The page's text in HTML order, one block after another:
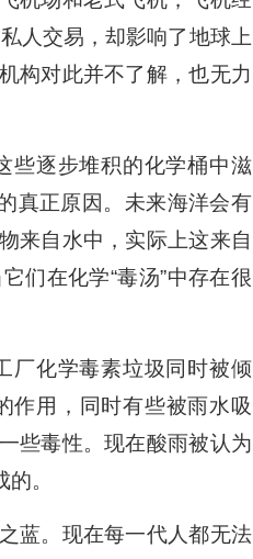
人交易，却影响了地球上
构对此并不了解，也无力
些逐步堆积的化学桶中滋
真正原因。未来海洋会有
来自水中，实际上这来自
们在化学“毒汤”中存在很
厂化学毒素垃圾同时被倾
作用，同时有些被雨水吸
些毒性。现在酸雨被认为
。
蓝。现在每一代人都无法